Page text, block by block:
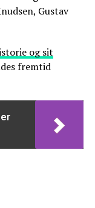
Gustav
og sit
fremtid